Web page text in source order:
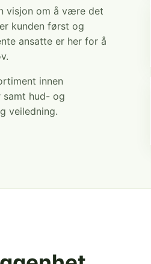
visjon om å være det
kunden først og
ansatte er her for å
innen
hud- og
veiledning.